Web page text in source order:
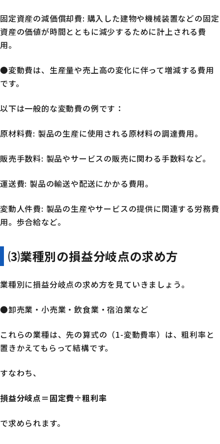
固定資産の減価償却費: 購入した建物や機械装置などの固定
資産の価値が時間とともに減少するために計上される費
用。
●変動費は、生産量や売上高の変化に伴って増減する費用
です。
以下は一般的な変動費の例です：
原材料費: 製品の生産に使用される原材料の調達費用。
販売手数料: 製品やサービスの販売に関わる手数料など。
運送費: 製品の輸送や配送にかかる費用。
変動人件費: 製品の生産やサービスの提供に関連する労務費
用。歩合給など。
⑶業種別の損益分岐点の求め方
業種別に損益分岐点の求め方を見ていきましょう。
●卸売業・小売業・飲食業・宿泊業など
これらの業種は、先の算式の（1-変動費率）は、粗利率と
置きかえてもらって結構です。
すなわち、
損益分岐点＝固定費÷粗利率
で求められます。